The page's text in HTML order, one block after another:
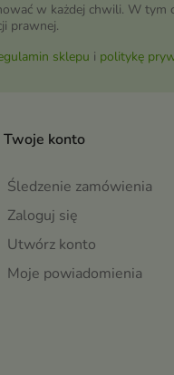
w każdej chwili. W tym
prawnej.
sklepu i politykę
Twoje konto
Śledzenie zamówienia
Zaloguj się
Utwórz konto
Moje powiadomienia